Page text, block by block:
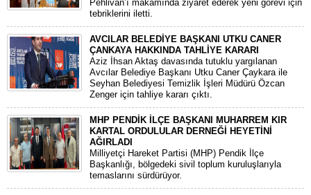
Pehlivan’ı makamında ziyaret ederek yeni görevi için
tebriklerini iletti.
AVCILAR BELEDİYE BAŞKANI UTKU CANER
ÇANKAYA HAKKINDA TAHLİYE KARARI
​Aziz İhsan Aktaş davasında tutuklu yargılanan
Avcılar Belediye Başkanı Utku Caner Çaykara ile
Seyhan Belediyesi Temizlik İşleri Müdürü Özcan
Zenger için tahliye kararı çıktı.
MHP PENDİK İLÇE BAŞKANI MUHARREM KIR
KARTAL ORDULULAR DERNEĞİ HEYETİNİ
AĞIRLADI
​Milliyetçi Hareket Partisi (MHP) Pendik İlçe
Başkanlığı, bölgedeki sivil toplum kuruluşlarıyla
temaslarını sürdürüyor.